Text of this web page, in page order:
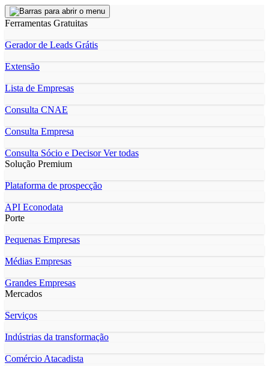
Ferramentas Gratuitas
Gerador de Leads Grátis
Extensão
Lista de Empresas
Consulta CNAE
Consulta Empresa
Consulta Sócio e DecisorVer todas
Solução Premium
Plataforma de prospecção
API Econodata
Porte
Pequenas Empresas
Médias Empresas
Grandes Empresas
Mercados
Serviços
Indústrias da transformação
Comércio Atacadista